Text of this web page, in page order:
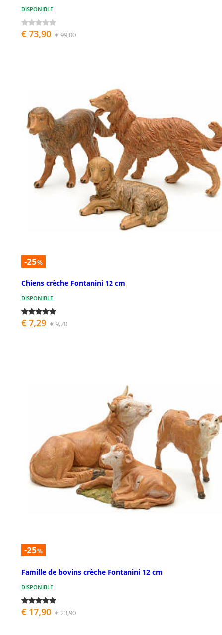
DISPONIBLE
€ 73,90 € 99,00
-25%
Chiens crèche Fontanini 12 cm
DISPONIBLE
€ 7,29 € 9,70
-25%
Famille de bovins crèche Fontanini 12 cm
DISPONIBLE
€ 17,90 € 23,90